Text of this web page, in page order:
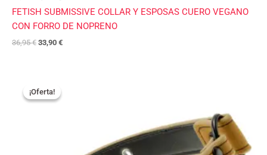
FETISH SUBMISSIVE COLLAR Y ESPOSAS CUERO VEGANO
CON FORRO DE NOPRENO
36,95€ 33,90 €
¡Oferta!
¡Oferta!
precio
original